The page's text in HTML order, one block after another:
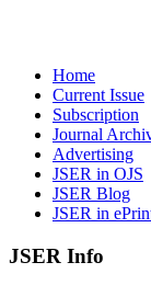
Home
Current Issue
Subscription
Journal
Advertising
JSER in OJS
JSER Blog
JSER in
JSER Info